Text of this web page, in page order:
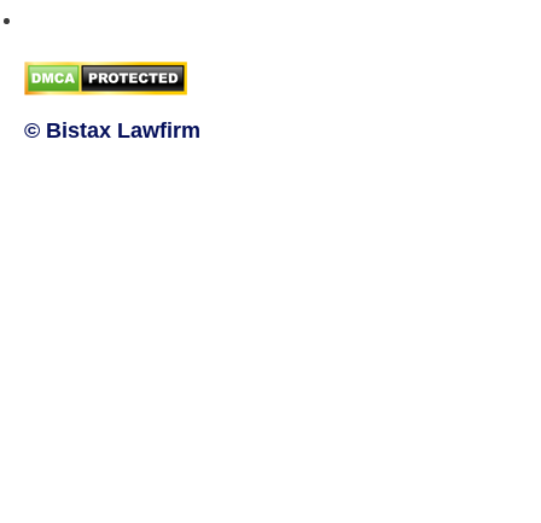
© Bistax Lawfirm